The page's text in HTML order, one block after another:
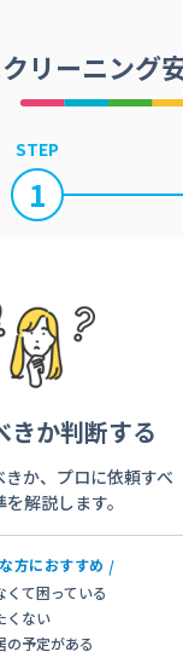
リーニング
STEP
1
きか判断する
きか、プロに依頼すべ
解説します。
方におすすめ
くて困っている
くない
の予定がある